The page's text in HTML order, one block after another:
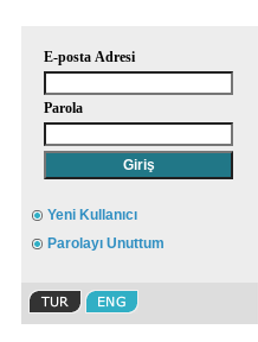
E-posta Adresi
Parola
Yeni Kullanıcı
Parolayı Unuttum